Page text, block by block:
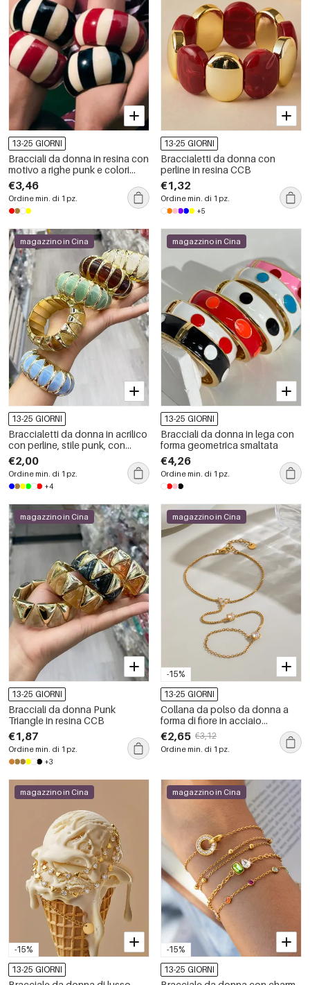
13-25 GIORNI
Bracciali da donna in resina con
motivo a righe punk e colori
misti.
€3,46
Ordine min. di 1 pz.
13-25 GIORNI
Braccialetti da donna con
perline in resina CCB
€1,32
Ordine min. di 1 pz.
+5
magazzino in Cina
13-25 GIORNI
Braccialetti da donna in acrilico
con perline, stile punk, con
forme geometriche e sfumature
di colore.
€2,00
Ordine min. di 1 pz.
+4
magazzino in Cina
13-25 GIORNI
Bracciali da donna in lega con
forma geometrica smaltata
€4,26
Ordine min. di 1 pz.
magazzino in Cina
13-25 GIORNI
Bracciali da donna Punk
Triangle in resina CCB
€1,87
Ordine min. di 1 pz.
+3
-15%
magazzino in Cina
13-25 GIORNI
Collana da polso da donna a
forma di fiore in acciaio
inossidabile, impermeabile,
color oro, con zirconi.
€2,65 €3,12
Ordine min. di 1 pz.
-15%
magazzino in Cina
13-25 GIORNI
-15%
magazzino in Cina
13-25 GIORNI